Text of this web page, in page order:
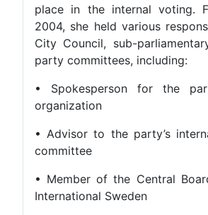
place in the internal
2004, she held various
City Council, sub-
party committees,
• Spokesperson for the
organization
• Advisor to the party’s
committee
• Member of the
International Sweden